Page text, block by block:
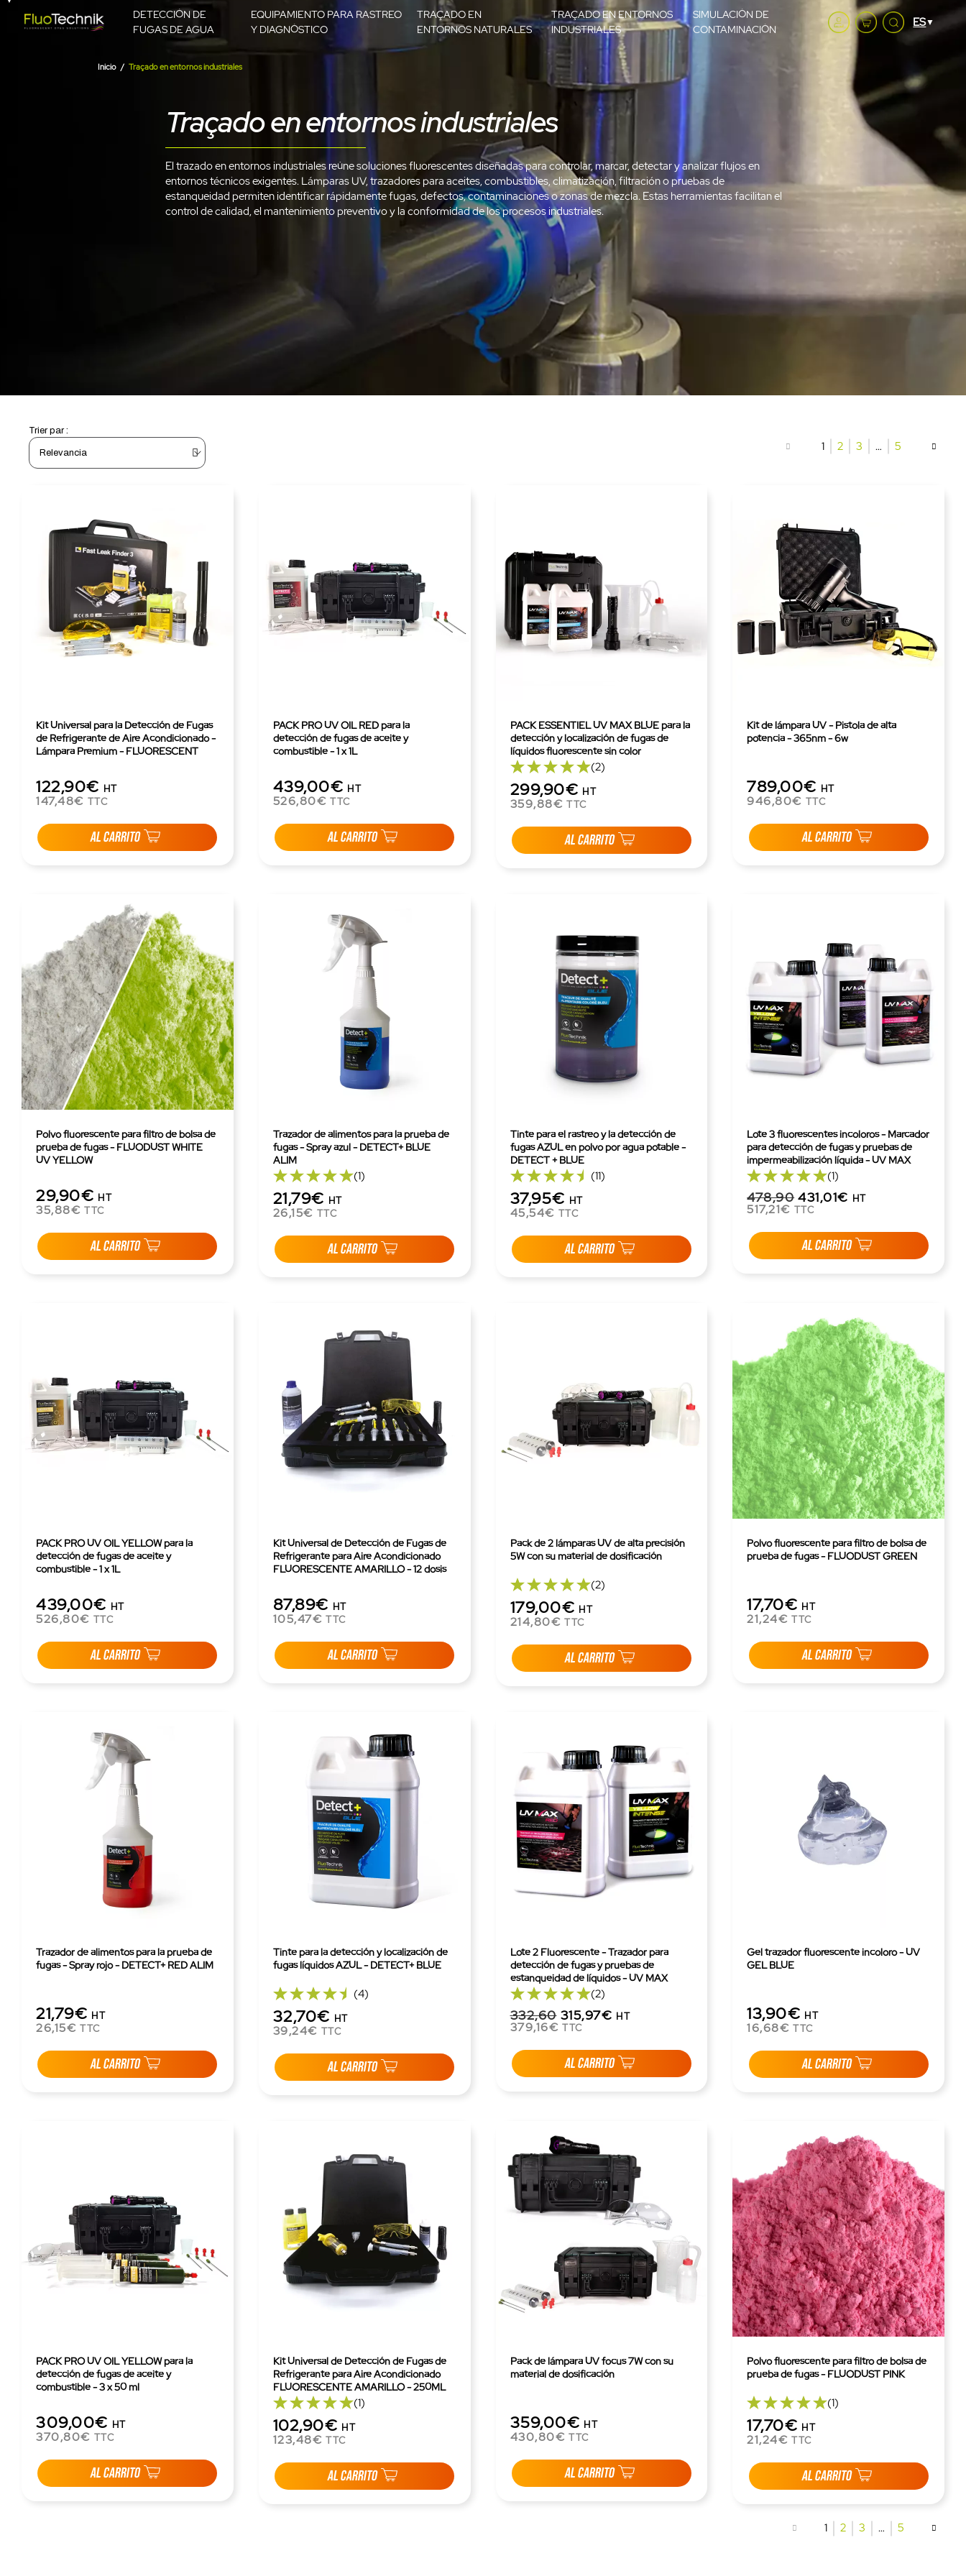
DETECCIÓN DE
FUGAS DE AGUA
EQUIPAMIENTO PARA RASTREO
Y DIAGNÓSTICO
TRAÇADO EN
ENTORNOS NATURALES
TRAÇADO EN ENTORNOS
INDUSTRIALES
SIMULACIÓN DE
CONTAMINACIÓN
Inicio Traçado en entornos industriales
Traçado en entornos industriales
El trazado en entornos industriales reúne soluciones fluorescentes diseñadas para controlar, marcar, detectar y analizar flujos en
entornos técnicos exigentes. Lámparas UV, trazadores para aceites, combustibles, climatización, filtración o pruebas de
estanqueidad permiten identificar rápidamente fugas, defectos, contaminaciones o zonas de mezcla. Estas herramientas facilitan el
control de calidad, el mantenimiento preventivo y la conformidad de los procesos industriales.
Trier par :
1 2 3 … 5
Kit Universal para la Detección de Fugas
de Refrigerante de Aire Acondicionado -
Lámpara Premium - FLUORESCENT
122,90€ HT
147,48€ TTC
AL CARRITO
PACK PRO UV OIL RED para la
detección de fugas de aceite y
combustible - 1 x 1L
439,00€ HT
526,80€ TTC
AL CARRITO
PACK ESSENTIEL UV MAX BLUE para la
detección y localización de fugas de
líquidos fluorescente sin color
(2)
299,90€ HT
359,88€ TTC
AL CARRITO
Kit de lámpara UV - Pistola de alta
potencia - 365nm - 6w
789,00€ HT
946,80€ TTC
AL CARRITO
Polvo fluorescente para filtro de bolsa de
prueba de fugas - FLUODUST WHITE
UV YELLOW
29,90€ HT
35,88€ TTC
AL CARRITO
Trazador de alimentos para la prueba de
fugas - Spray azul - DETECT+ BLUE
ALIM
(1)
21,79€ HT
26,15€ TTC
AL CARRITO
Tinte para el rastreo y la detección de
fugas AZUL en polvo por agua potable -
DETECT + BLUE
(11)
37,95€ HT
45,54€ TTC
AL CARRITO
Lote 3 fluorescentes incoloros - Marcador
para detección de fugas y pruebas de
impermeabilización líquida - UV MAX
(1)
478,90 431,01€ HT
517,21€ TTC
AL CARRITO
PACK PRO UV OIL YELLOW para la
detección de fugas de aceite y
combustible - 1 x 1L
439,00€ HT
526,80€ TTC
AL CARRITO
Kit Universal de Detección de Fugas de
Refrigerante para Aire Acondicionado
FLUORESCENTE AMARILLO - 12 dosis
87,89€ HT
105,47€ TTC
AL CARRITO
Pack de 2 lámparas UV de alta precisión
5W con su material de dosificación
(2)
179,00€ HT
214,80€ TTC
AL CARRITO
Polvo fluorescente para filtro de bolsa de
prueba de fugas - FLUODUST GREEN
17,70€ HT
21,24€ TTC
AL CARRITO
Trazador de alimentos para la prueba de
fugas - Spray rojo - DETECT+ RED ALIM
21,79€ HT
26,15€ TTC
AL CARRITO
Tinte para la detección y localización de
fugas líquidos AZUL - DETECT+ BLUE
(4)
32,70€ HT
39,24€ TTC
AL CARRITO
Lote 2 Fluorescente - Trazador para
detección de fugas y pruebas de
estanqueidad de líquidos - UV MAX
(2)
332,60 315,97€ HT
379,16€ TTC
AL CARRITO
Gel trazador fluorescente incoloro - UV
GEL BLUE
13,90€ HT
16,68€ TTC
AL CARRITO
PACK PRO UV OIL YELLOW para la
detección de fugas de aceite y
combustible - 3 x 50 ml
309,00€ HT
370,80€ TTC
AL CARRITO
Kit Universal de Detección de Fugas de
Refrigerante para Aire Acondicionado
FLUORESCENTE AMARILLO - 250ML
(1)
102,90€ HT
123,48€ TTC
AL CARRITO
Pack de lámpara UV focus 7W con su
material de dosificación
359,00€ HT
430,80€ TTC
AL CARRITO
Polvo fluorescente para filtro de bolsa de
prueba de fugas - FLUODUST PINK
(1)
17,70€ HT
21,24€ TTC
AL CARRITO
1 2 3 … 5